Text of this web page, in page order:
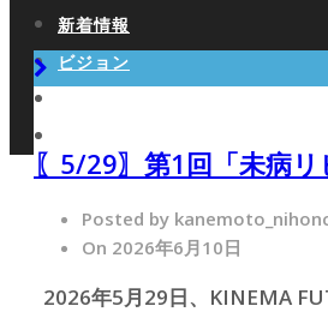
新着情報
ビジョン
〖5/29〗第1回「未病
Posted by
On 2026年6月10日
2026年5月29日、KINEMA